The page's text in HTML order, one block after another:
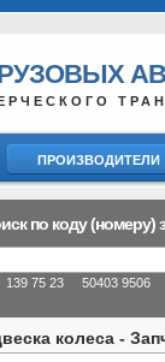
ПРОИЗВОДИТЕЛИ
по коду (номеру)
75 23 50403 9506
колеса -